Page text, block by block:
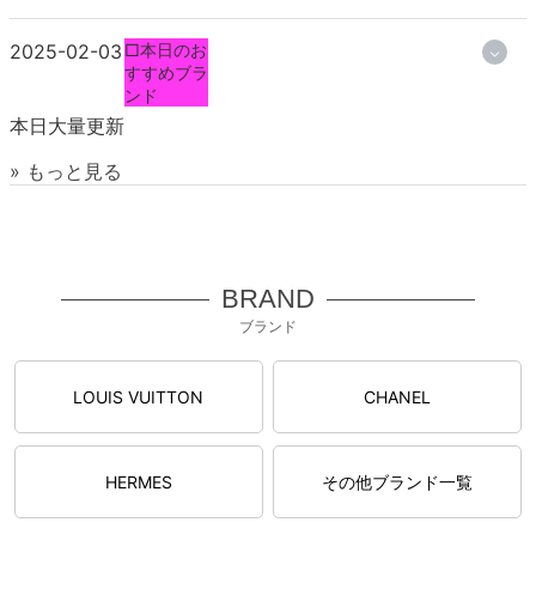
2025-02-03 □本日のお
すすめブラ
ンド
本日大量更新
» もっと見る
BRAND
ブランド
LOUIS VUITTON CHANEL
HERMES その他ブランド一覧